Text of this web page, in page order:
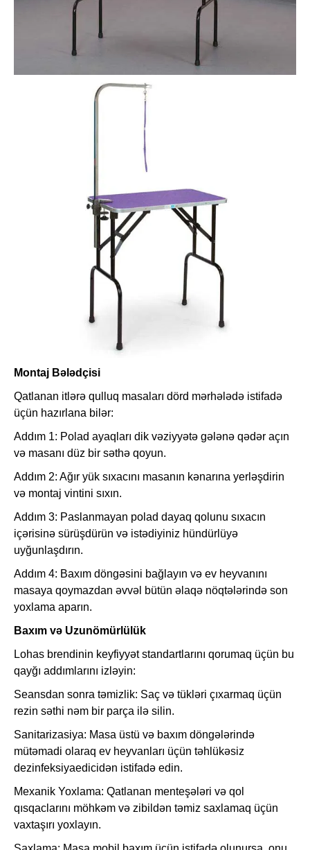
Montaj Bələdçisi
Qatlanan itlərə qulluq masaları dörd mərhələdə istifadə
üçün hazırlana bilər:
Addım 1: Polad ayaqları dik vəziyyətə gələnə qədər açın
və masanı düz bir səthə qoyun.
Addım 2: Ağır yük sıxacını masanın kənarına yerləşdirin
və montaj vintini sıxın.
Addım 3: Paslanmayan polad dayaq qolunu sıxacın
içərisinə sürüşdürün və istədiyiniz hündürlüyə
uyğunlaşdırın.
Addım 4: Baxım döngəsini bağlayın və ev heyvanını
masaya qoymazdan əvvəl bütün əlaqə nöqtələrində son
yoxlama aparın.
Baxım və Uzunömürlülük
Lohas brendinin keyfiyyət standartlarını qorumaq üçün bu
qayğı addımlarını izləyin:
Seansdan sonra təmizlik: Saç və tükləri çıxarmaq üçün
rezin səthi nəm bir parça ilə silin.
Sanitarizasiya: Masa üstü və baxım döngələrində
mütəmadi olaraq ev heyvanları üçün təhlükəsiz
dezinfeksiyaedicidən istifadə edin.
Mexanik Yoxlama: Qatlanan menteşələri və qol
qısqaclarını möhkəm və zibildən təmiz saxlamaq üçün
vaxtaşırı yoxlayın.